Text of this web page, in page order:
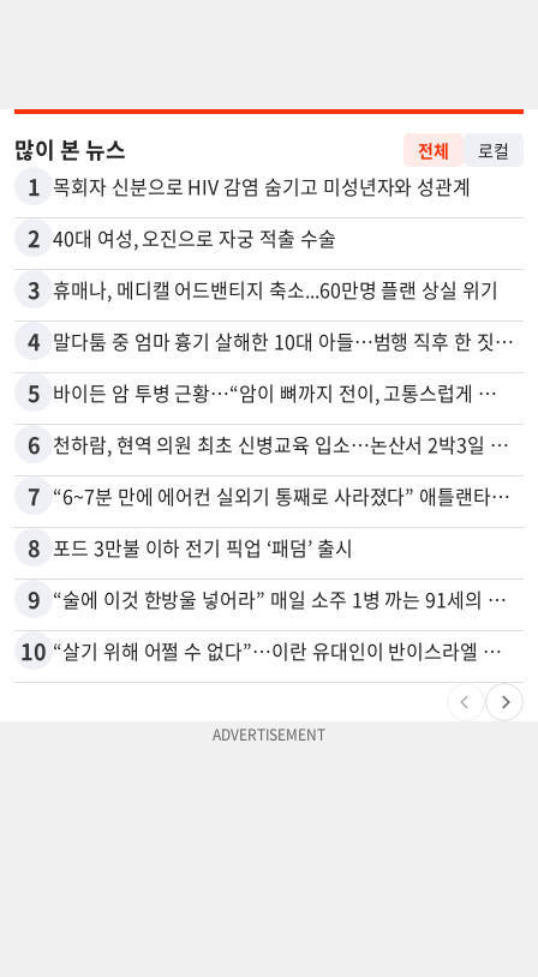
많이 본 뉴스 전체 로컬
1 목회자 신분으로 HIV 감염 숨기고 미성년자와 성관계
2 40대 여성, 오진으로 자궁 적출 수술
3 휴매나, 메디캘 어드밴티지 축소...60만명 플랜 상실 위기
4 말다툼 중 엄마 흉기 살해한 10대 아들…범행 직후 한 짓 충격
5 바이든 암 투병 근황…“암이 뼈까지 전이, 고통스럽게 투병 중”
6 천하람, 현역 의원 최초 신병교육 입소…논산서 2박3일 생활
7 “6~7분 만에 에어컨 실외기 통째로 사라졌다” 애틀랜타서 실외기 도난 급증
8 포드 3만불 이하 전기 픽업 ‘패덤’ 출시
9 “술에 이것 한방울 넣어라” 매일 소주 1병 까는 91세의 철칙
10 “살기 위해 어쩔 수 없다”…이란 유대인이 반이스라엘 외치는 까닭